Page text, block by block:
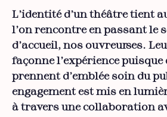
L’identité d’un théâtre tient
l’on rencontre en passant le
d’accueil, nos ouvreur·ses.
façonne l’expérience puisque
prennent d’emblée soin du
engagement est mis en
à travers une collaboration